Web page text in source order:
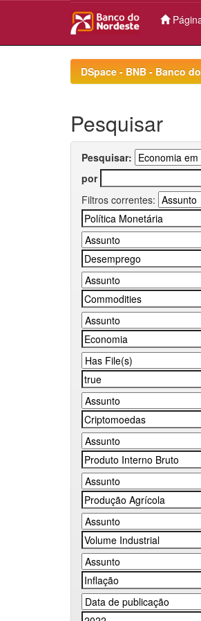
DSpace - BNB - Banco
Pesquisar
Pesquisar:
por
Filtros correntes: